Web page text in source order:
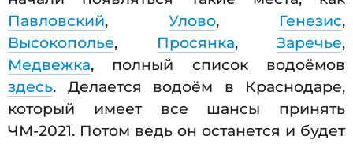
Павловский, Улово, Генезис,
Высокополье, Просянка, Заречье,
Медвежка, полный список водоёмов
здесь. Делается водоём в Краснодаре,
который имеет все шансы принять
ЧМ-2021. Потом ведь он останется и будет